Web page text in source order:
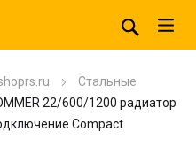
Стальные
22/600/1200 радиатор
Compact